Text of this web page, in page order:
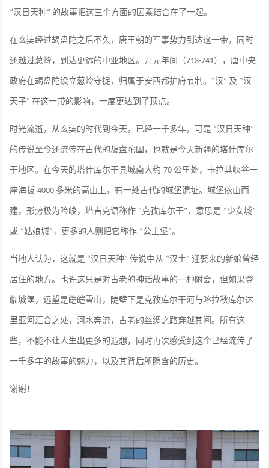
“汉日天种” 的故事把这三个方面的因素结合在了一起。
在玄奘经过朅盘陀之后不久，唐王朝的军事势力到达这一带，同时
还越过葱岭，到达更远的中亚地区。开元年间（713-741），唐中央
政府在朅盘陀设立葱岭守捉，归属于安西都护府节制。 “汉” 及 “汉
天子”在这一带的影响，一度更达到了顶点。
时光流逝，从玄奘的时代到今天，已经一千多年，可是 “汉日天种”
的传说至今还流传在古代的朅盘陀国，也就是今天新疆的塔什库尔
干地区。在今天的塔什库尔干县城南大约70 公里处，卡拉其峡谷一
座海拔4000 多米的高山上，有一处古代的城堡遗址。城堡依山而
建，形势极为险峻，塔吉克语称作 “克孜库尔干” ，意思是 “少女城”
或 “姑娘城” ，更多的人则把它称作 “公主堡”。
当地人认为，这就是 “汉日天种”传说中从 “汉土”迎娶来的新娘曾经
居住的地方。也许这只是对古老的神话故事的一种附会，但如果登
临城堡，远望是皑皑雪山，陡壁下是克孜库尔干河与喀拉秋库尔达
里亚河汇合之处，河水奔流，古老的丝绸之路穿越其间。所有这
些，不能不让人生出更多的遐想，同时再次感受到这个已经流传了
一千多年的故事的魅力，以及其背后所隐含的历史。
谢谢！